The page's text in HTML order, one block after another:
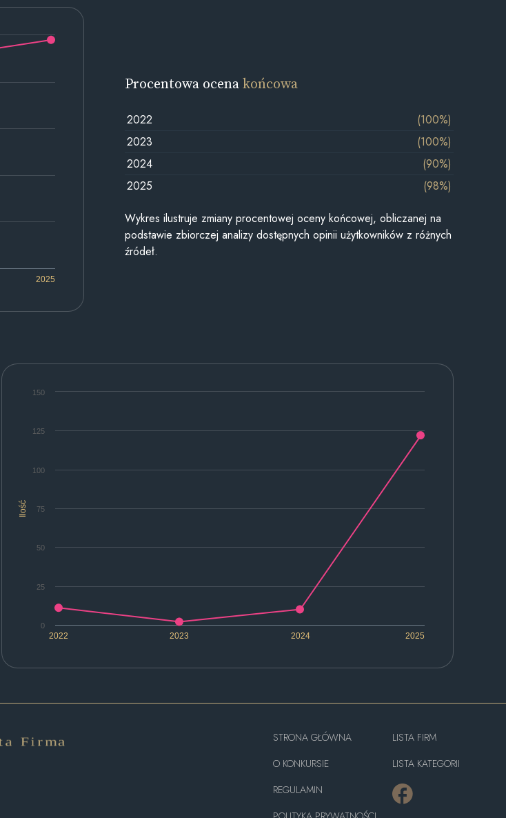
2025
Procentowa ocenakońcowa
2022
(100%)
2023
(100%)
2024
(90%)
2025
(98%)
Wykres ilustruje zmiany procentowej oceny końcowej, obliczanej na
podstawie zbiorczej analizy dostępnych opinii użytkowników z różnych
źródeł.
Ilość
2022 2023 2024 2025
0
25
50
75
100
125
150
STRONA GŁÓWNA
O KONKURSIE
REGULAMIN
LISTA FIRM
LISTA KATEGORII